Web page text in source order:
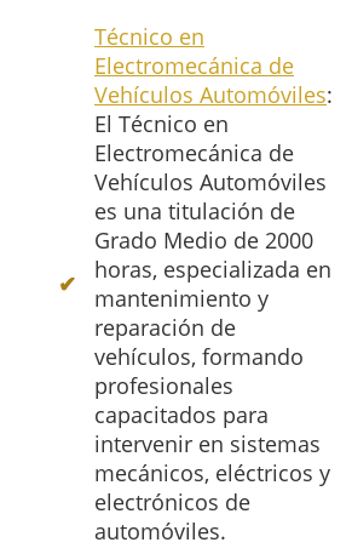
Técnico en
Electromecánica de
Vehículos Automóviles:
El Técnico en
Electromecánica de
Vehículos Automóviles
es una titulación de
Grado Medio de 2000
horas, especializada en
mantenimiento y
reparación de
vehículos, formando
profesionales
capacitados para
intervenir en sistemas
mecánicos, eléctricos y
electrónicos de
automóviles.